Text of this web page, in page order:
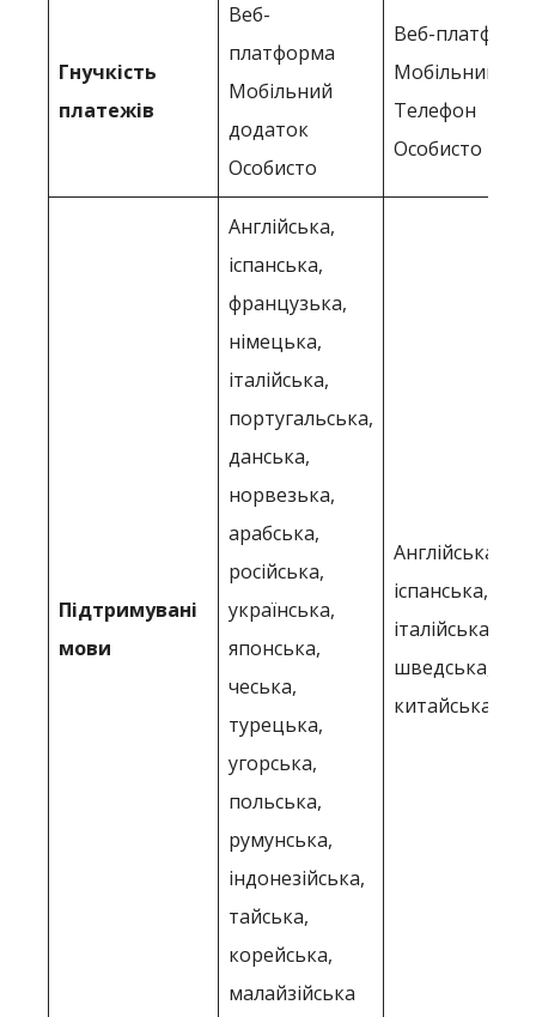
Гнучкість
платежів
Веб-
платформа
Мобільний
додаток
Особисто
Веб-
Мобільний
Телефон
Особисто
Підтримувані
мови
Англійська,
іспанська,
французька,
німецька,
італійська,
португальська,
данська,
норвезька,
арабська,
російська,
українська,
японська,
чеська,
турецька,
угорська,
польська,
румунська,
індонезійська,
тайська,
корейська,
малайзійська
Англійська,
іспанська,
італійська,
шведська,
китайська та